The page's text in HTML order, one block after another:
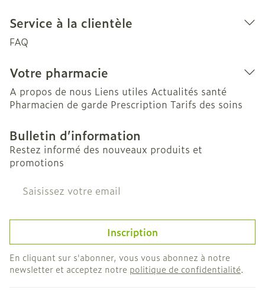
Service à la clientèle
FAQ
Votre pharmacie
A propos de nous Liens utiles Actualités santé
Pharmacien de garde Prescription Tarifs des soins
Bulletin d’information
Restez informé des nouveaux produits et
promotions
Adresse mail
Inscription
En cliquant sur s'abonner, vous vous abonnez à notre
newsletter et acceptez notre politique de confidentialité.